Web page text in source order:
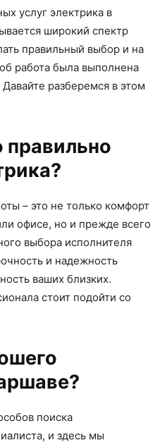
услуг электрика в
широкий спектр
правильный выбор и на
работа была выполнена
разберемся в этом
– это не только комфорт
офисе, но и прежде всего
выбора исполнителя
и надежность
ваших близких.
стоит подойти со
поиска
и здесь мы